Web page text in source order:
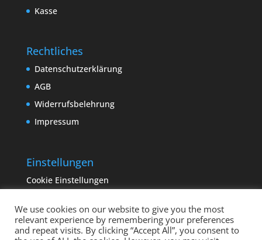
Kasse
Rechtliches
Datenschutzerklärung
AGB
Widerrufsbelehrung
Impressum
Einstellungen
Cookie Einstellungen
We use cookies on our website to give you the most
relevant experience by remembering your preferences
and repeat visits. By clicking “Accept All”, you consent to